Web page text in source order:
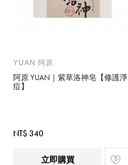
YUAN 阿原
阿原 YUAN｜紫草洛神皂【修護淨
痘】
NT$ 340
立即購買